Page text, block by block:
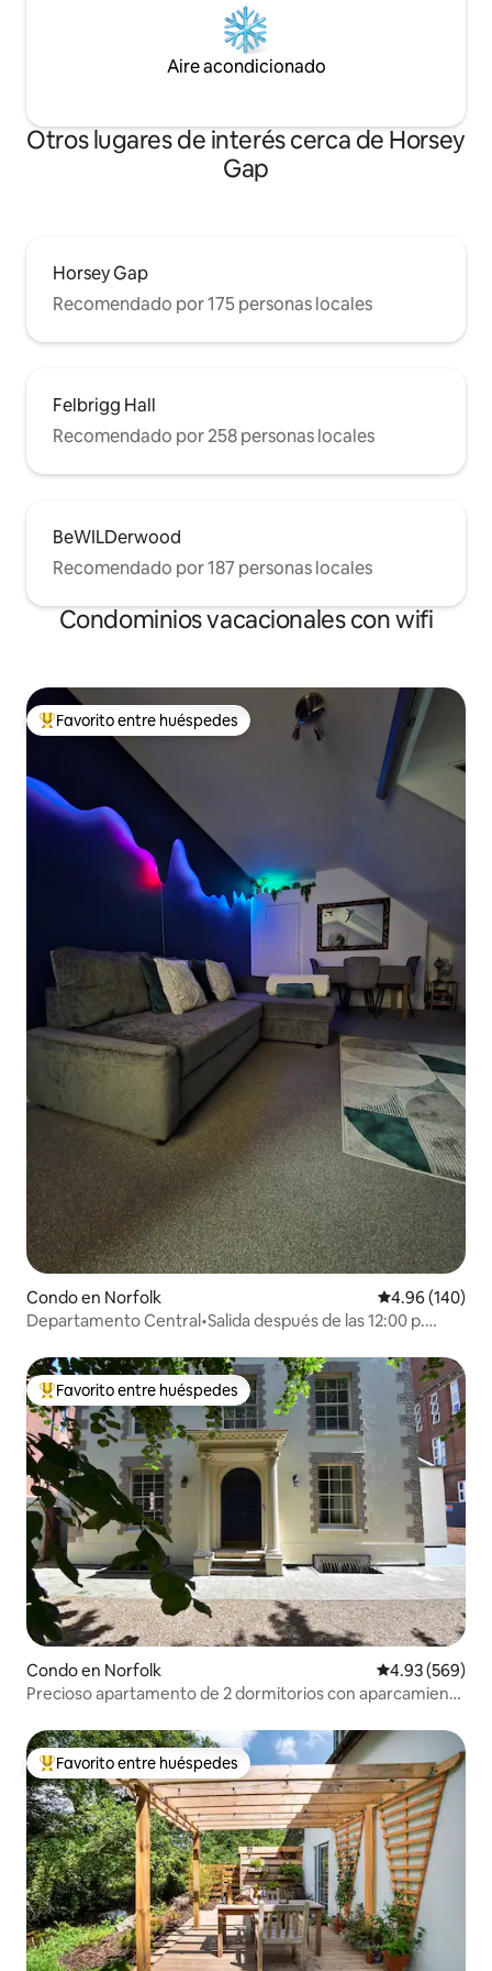
Aire acondicionado
Otros lugares de interés cerca de Horsey
Gap
Horsey Gap
Recomendado por 175 personas locales
Felbrigg Hall
Recomendado por 258 personas locales
BeWILDerwood
Recomendado por 187 personas locales
Condominios vacacionales con wifi
Favorito entre huéspedes preferido
Favorito entre huéspedes
Condo en Norfolk Calificación
4.96 (140)
Departamento Central•Salida después de las 12:00 p.
Favorito entre huéspedes preferido
Favorito entre huéspedes
Condo en Norfolk Calificación
4.93 (569)
Precioso apartamento de 2 dormitorios con aparcamiento
Favorito entre huéspedes preferido
Favorito entre huéspedes